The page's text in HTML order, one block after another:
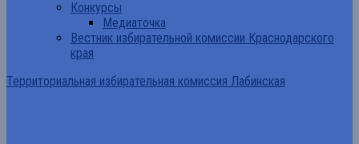
Конкурсы
Медиаточка
Вестник избирательной комиссии Краснодарского
края
Территориальная избирательная комиссия Лабинская